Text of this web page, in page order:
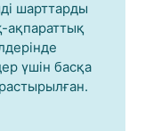
шарттарды
үшін басқа